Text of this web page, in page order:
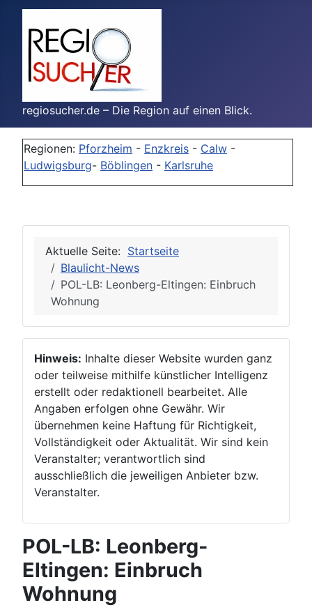
regiosucher.de – Die Region auf einen Blick.
Regionen: Pforzheim - Enzkreis - Calw -
Ludwigsburg- Böblingen - Karlsruhe
Aktuelle Seite: Startseite
Blaulicht-News
POL-LB: Leonberg-Eltingen: Einbruch
Wohnung
Hinweis: Inhalte dieser Website wurden ganz
oder teilweise mithilfe künstlicher Intelligenz
erstellt oder redaktionell bearbeitet. Alle
Angaben erfolgen ohne Gewähr. Wir
übernehmen keine Haftung für Richtigkeit,
Vollständigkeit oder Aktualität. Wir sind kein
Veranstalter; verantwortlich sind
ausschließlich die jeweiligen Anbieter bzw.
Veranstalter.
POL-LB: Leonberg-
Eltingen: Einbruch
Wohnung